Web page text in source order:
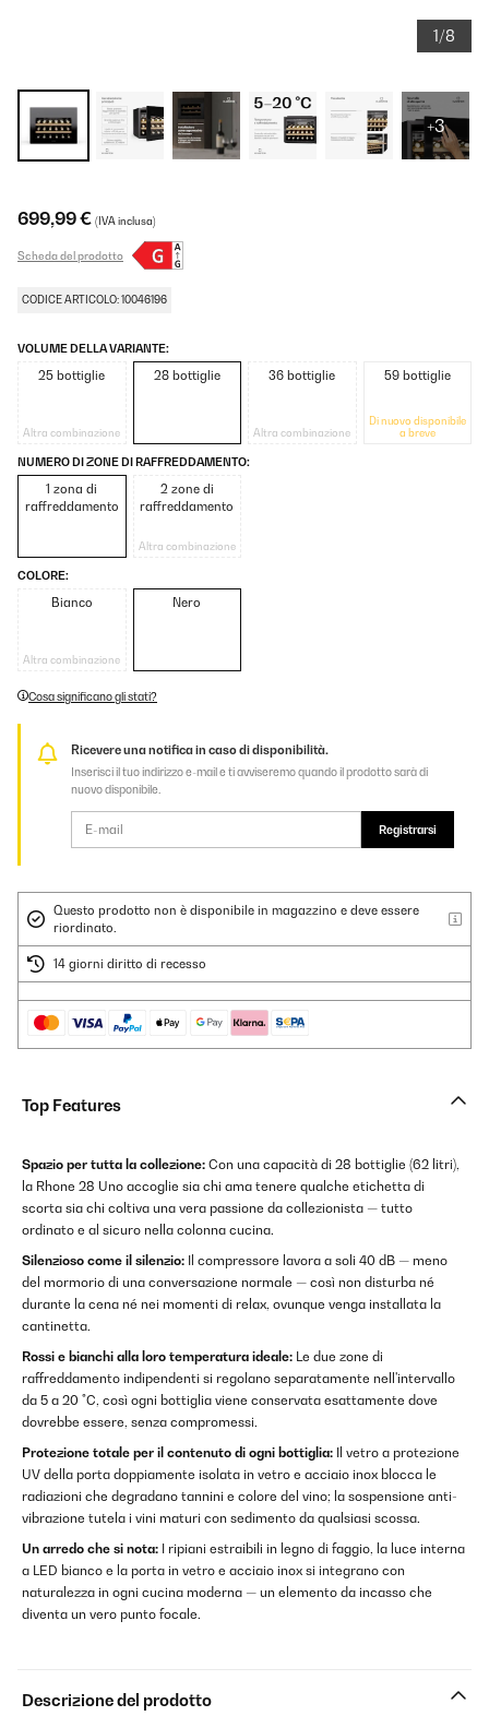
1/8
+3
699,99 € (IVA inclusa)
Scheda del prodotto
CODICE ARTICOLO: 10046196
VOLUME DELLA VARIANTE:
25 bottiglie
Altra combinazione
28 bottiglie 36 bottiglie
Altra combinazione
59 bottiglie
Di nuovo disponibile
a breve
NUMERO DI ZONE DI RAFFREDDAMENTO:
1 zona di
raffreddamento
2 zone di
raffreddamento
Altra combinazione
COLORE:
Bianco
Altra combinazione
Nero
Cosa significano gli stati?
Ricevere una notifica in caso di disponibilità.
Inserisci il tuo indirizzo e-mail e ti avviseremo quando il prodotto sarà di
nuovo disponibile.
Registrarsi
Questo prodotto non è disponibile in magazzino e deve essere
riordinato.
14 giorni diritto di recesso
Top Features
Spazio per tutta la collezione: Con una capacità di 28 bottiglie (62 litri),
la Rhone 28 Uno accoglie sia chi ama tenere qualche etichetta di
scorta sia chi coltiva una vera passione da collezionista — tutto
ordinato e al sicuro nella colonna cucina.
Silenzioso come il silenzio: Il compressore lavora a soli 40 dB — meno
del mormorio di una conversazione normale — così non disturba né
durante la cena né nei momenti di relax, ovunque venga installata la
cantinetta.
Rossi e bianchi alla loro temperatura ideale: Le due zone di
raffreddamento indipendenti si regolano separatamente nell'intervallo
da 5 a 20 °C, così ogni bottiglia viene conservata esattamente dove
dovrebbe essere, senza compromessi.
Protezione totale per il contenuto di ogni bottiglia: Il vetro a protezione
UV della porta doppiamente isolata in vetro e acciaio inox blocca le
radiazioni che degradano tannini e colore del vino; la sospensione anti-
vibrazione tutela i vini maturi con sedimento da qualsiasi scossa.
Un arredo che si nota: I ripiani estraibili in legno di faggio, la luce interna
a LED bianco e la porta in vetro e acciaio inox si integrano con
naturalezza in ogni cucina moderna — un elemento da incasso che
diventa un vero punto focale.
Descrizione del prodotto